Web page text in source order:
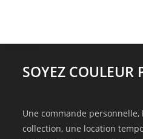
SOYEZ COULEUR
Une commande personnelle,
collection, une location